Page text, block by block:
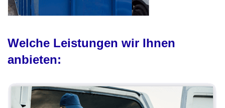
Welche Leistungen wir Ihnen
anbieten: